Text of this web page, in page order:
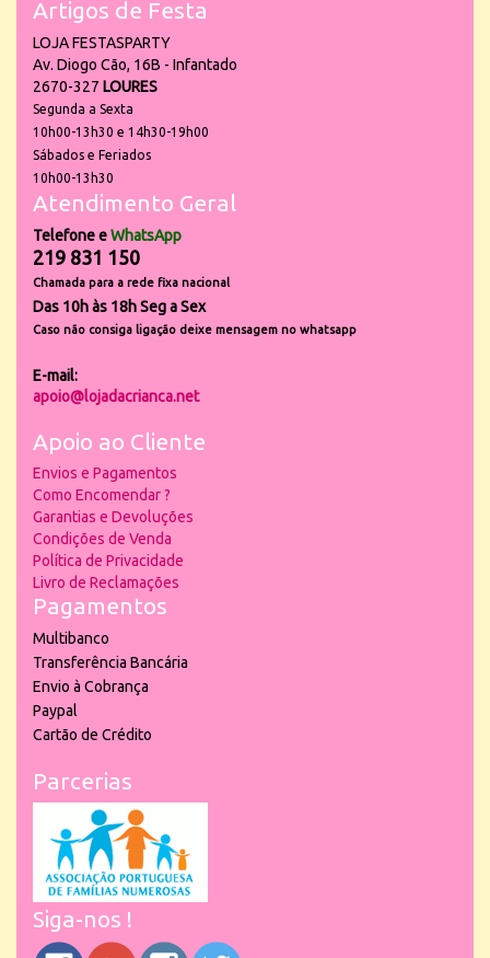
Artigos de Festa
LOJA FESTASPARTY
Av. Diogo Cão, 16B - Infantado
2670-327 LOURES
Segunda a Sexta
10h00-13h30 e 14h30-19h00
Sábados e Feriados
10h00-13h30
Atendimento Geral
Telefone eWhatsApp
219 831 150
Chamada para a rede fixa nacional
Das 10h às 18h Seg a Sex
Caso não consiga ligação deixe mensagem no whatsapp
E-mail:
apoio@lojadacrianca.net
Apoio ao Cliente
Envios e Pagamentos
Como Encomendar ?
Garantias e Devoluções
Condições de Venda
Política de Privacidade
Livro de Reclamações
Pagamentos
Multibanco
Transferência Bancária
Envio à Cobrança
Paypal
Cartão de Crédito
Parcerias
Siga-nos !